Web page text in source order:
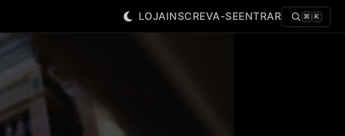
LOJAINSCREVA-SEENTRAR ⌘ K